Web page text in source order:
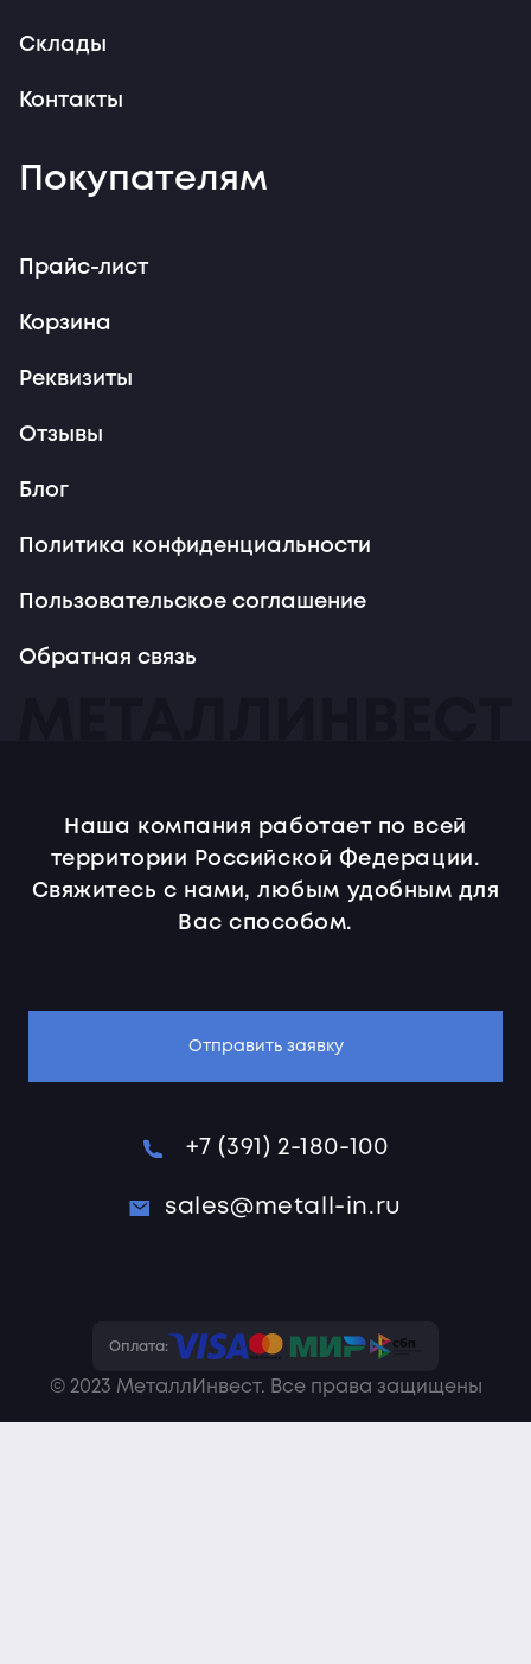
Склады
Контакты
Покупателям
Прайс-лист
Корзина
Реквизиты
Отзывы
Блог
Политика конфиденциальности
Пользовательское соглашение
Обратная связь
Наша компания работает по всей
территории Российской Федерации.
Свяжитесь с нами, любым удобным для
Вас способом.
Отправить заявку
+7 (391) 2-180-100
sales@metall-in.ru
Оплата:
© 2023 МеталлИнвест. Все права защищены